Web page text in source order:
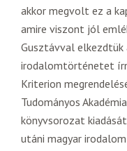
akkor megvolt ez a
amire viszont jól
Gusztávval
irodalomtörténetet
Kriterion
Tudományos
könyvsorozat
utáni magyar